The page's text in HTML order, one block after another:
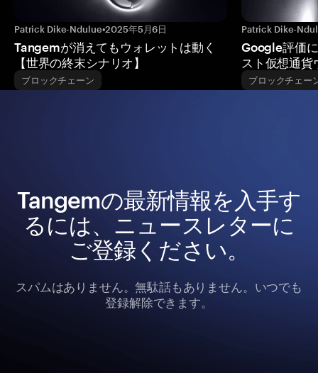
Patrick Dike-Ndulue•2025年5月6日
Tangemが消えてもウォレットは動く
【世界の終末シナリオ】
ブロックチェーン
Patrick Dike-
Google評価
スト仮想通貨
ブロックチェー
Tangemの最新情報を入手す
るには、ニュースレターに
ご登録ください。
スパムはありません。無駄話もありません。いつでも
登録解除できます。